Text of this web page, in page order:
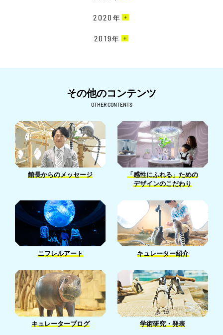
8月［11］
3月［4］
2月［6］
1月［5］
9月［16］
8月［12］
4月［26］
2月［15］
1月［13］
9月［14］
5月［27］
3月［25］
2月［24］
1月［18］
12月［19］
7月［22］
6月［23］
5月［32］
4月［26］
3月［22］
2月［13］
2020 年
12月［15］
10月［26］
8月［7］
6月［15］
5月［12］
4月［7］
3月［14］
1月［7］
2019年
10月［6］
9月［6］
7月［9］
6月［6］
5月［5］
1月［2］
その他のコンテンツ
OTHER CONTENTS
館長からのメッセージ
「感性にふれる」ための
デザインのこだわり
ニフレルアート キュレーター紹介
キュレーターブログ 学術研究・発表